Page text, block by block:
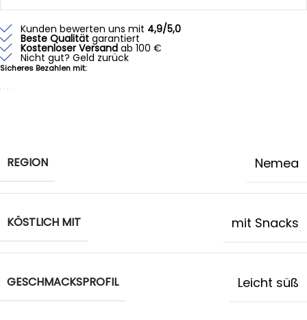
Kunden bewerten uns mit 4,9/5,0
Beste Qualität garantiert
Kostenloser Versand ab 100 €
Nicht gut? Geld zurück
Sicheres Bezahlen mit:
REGION Nemea
KÖSTLICH MIT mit Snacks
GESCHMACKSPROFIL Leicht süß